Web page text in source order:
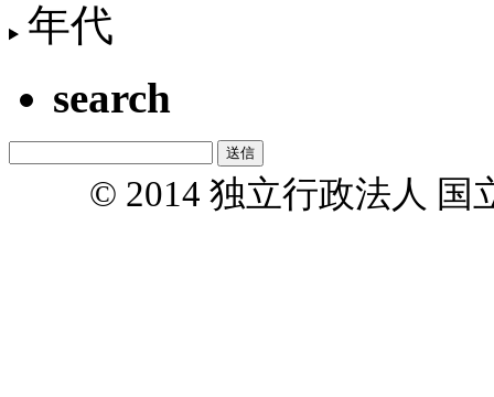
年代
search
© 2014 独立行政法人 国